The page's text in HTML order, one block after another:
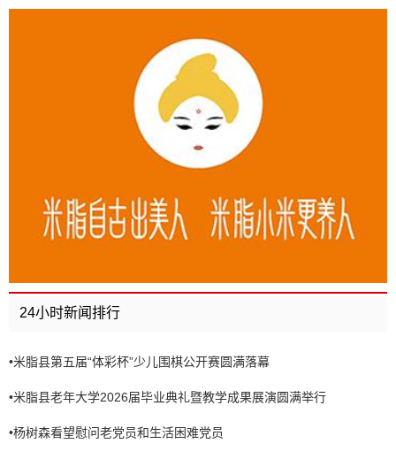
24小时新闻排行
•米脂县第五届“体彩杯”少儿围棋公开赛圆满落幕
•米脂县老年大学2026届毕业典礼暨教学成果展演圆满举行
•杨树森看望慰问老党员和生活困难党员